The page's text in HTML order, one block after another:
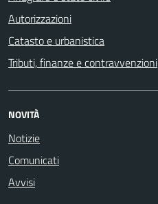
Autorizzazioni
Catasto e urbanistica
Tributi, finanze e contravvenzioni
NOVITÀ
Notizie
Comunicati
Avvisi